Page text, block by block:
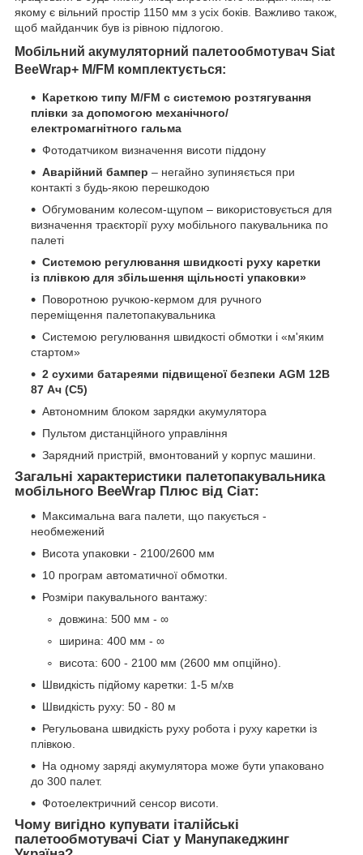
якому є вільний простір 1150 мм з усіх боків. Важливо також,
щоб майданчик був із рівною підлогою.
Мобільний акумуляторний палетообмотувач Siat
BeeWrap+ M/FM комплектується:
Кареткою типу M/FM с системою розтягування
плівки за допомогою механічного/
електромагнітного гальма
Фотодатчиком визначення висоти піддону
Аварійний бампер – негайно зупиняється при
контакті з будь-якою перешкодою
Обгумованим колесом-щупом – використовується для
визначення траєкторії руху мобільного пакувальника по
палеті
Системою регулювання швидкості руху каретки
із плівкою для збільшення щільності упаковки»
Поворотною ручкою-кермом для ручного
переміщення палетопакувальника
Системою регулювання швидкості обмотки і «м'яким
стартом»
2 сухими батареями підвищеної безпеки AGM 12В
87 Ач (C5)
Автономним блоком зарядки акумулятора
Пультом дистанційного управління
Зарядний пристрій, вмонтований у корпус машини.
Загальні характеристики палетопакувальника
мобільного BeeWrap Плюс від Сіат:
Максимальна вага палети, що пакується -
необмежений
Висота упаковки - 2100/2600 мм
10 програм автоматичної обмотки.
Розміри пакувального вантажу:
довжина: 500 мм - ∞
ширина: 400 мм - ∞
висота: 600 - 2100 мм (2600 мм опційно).
Швидкість підйому каретки: 1-5 м/хв
Швидкість руху: 50 - 80 м
Регульована швидкість руху робота і руху каретки із
плівкою.
На одному заряді акумулятора може бути упаковано
до 300 палет.
Фотоелектричний сенсор висоти.
Чому вигідно купувати італійські
палетообмотувачі Сіат у Манупакеджинг